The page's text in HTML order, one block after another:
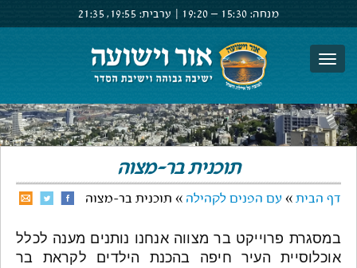
מנחה: 15:30 –
19:20 ערבית: 19:55,
21:35
תוכנית בר-מצוה
דף הבית » עם הפנים לקהילה » תוכנית בר-מצוה
במסגרת פרוייקט בר מצווה אנחנו נותנים מענה לכלל
אוכלוסיית העיר חיפה בהכנת הילדים לקראת בר